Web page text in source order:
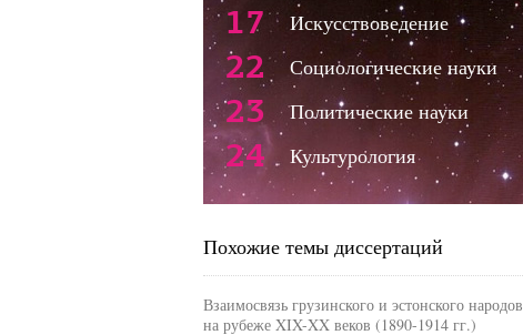
17 Искусствоведение
22 Социологические науки
23 Политические науки
24 Культурология
Похожие темы диссертаций
Взаимосвязь грузинского и эстонского народов
на рубеже XIX-XX веков (1890-1914 гг.)